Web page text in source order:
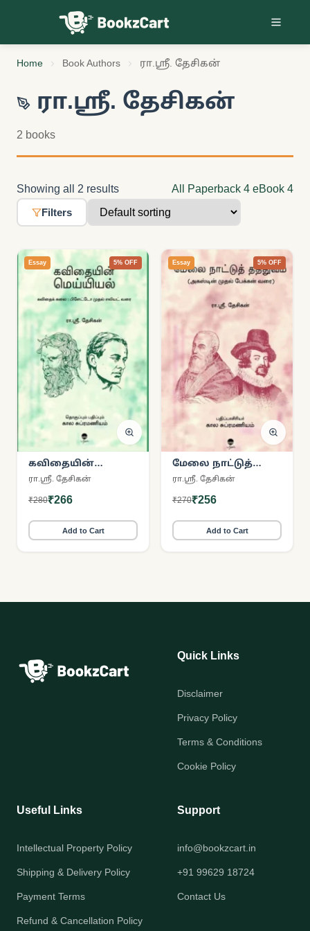
Skip to content
Home Book Authors ரா.ஸ்ரீ. தேசிகன்
ரா.ஸ்ரீ. தேசிகன்
2 books
Showing all 2 results All Paperback 4 eBook 4
Filters
Essay 5% OFF
கவிதையின்
மெய்யியல்
ரா.ஸ்ரீ. தேசிகன்
₹280₹266
Add to Cart
Essay 5% OFF
மேலை நாட்டுத்
தத்துவம்
ரா.ஸ்ரீ. தேசிகன்
₹270₹256
Add to Cart
Quick Links
Disclaimer
Privacy Policy
Terms & Conditions
Cookie Policy
Useful Links
Intellectual Property Policy
Shipping & Delivery Policy
Payment Terms
Refund & Cancellation Policy
Support
info@bookzcart.in
+91 99629 18724
Contact Us